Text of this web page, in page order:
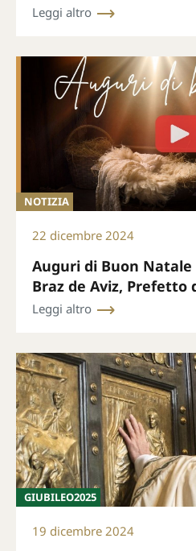
Leggi altro
NOTIZIA
22 dicembre 2024
Auguri di Buon Natale
Braz de Aviz, Prefetto
Leggi altro
GIUBILEO2025
19 dicembre 2024